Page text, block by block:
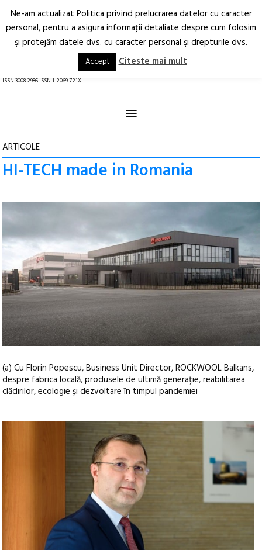
Arhitectură.
Oraș.
RO EN
ISSN 3008-2986 ISSN-L 2069-721X
≡
ARTICOLE
HI-TECH made in Romania
(a) Cu Florin Popescu, Business Unit Director, ROCKWOOL Balkans,
despre fabrica locală, produsele de ultimă generație, reabilitarea
clădirilor, ecologie și dezvoltare în timpul pandemiei
Ne-am actualizat Politica privind prelucrarea datelor cu caracter
personal, pentru a asigura informaţii detaliate despre cum folosim
şi protejăm datele dvs. cu caracter personal şi drepturile dvs.
Accept Citeste mai mult